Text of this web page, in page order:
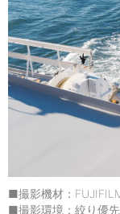
■撮影機材：
■撮影環境：絞り優